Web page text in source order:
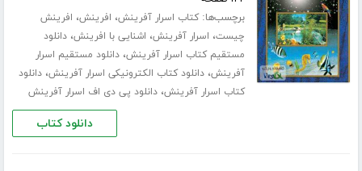
برچسب‌ها:کتاب اسرار آفرینش، افرینش، افرینش
چیست، اسرار آفرینش، اشنایی با افرینش،دانلود
مستقیم کتاب اسرار آفرینش،دانلود مستقیم اسرار
آفرینش،دانلود کتاب الکترونیکی اسرار آفرینش،دانلود
کتاب اسرار آفرینش،دانلود پی دی اف اسرار آفرینش
دانلود کتاب